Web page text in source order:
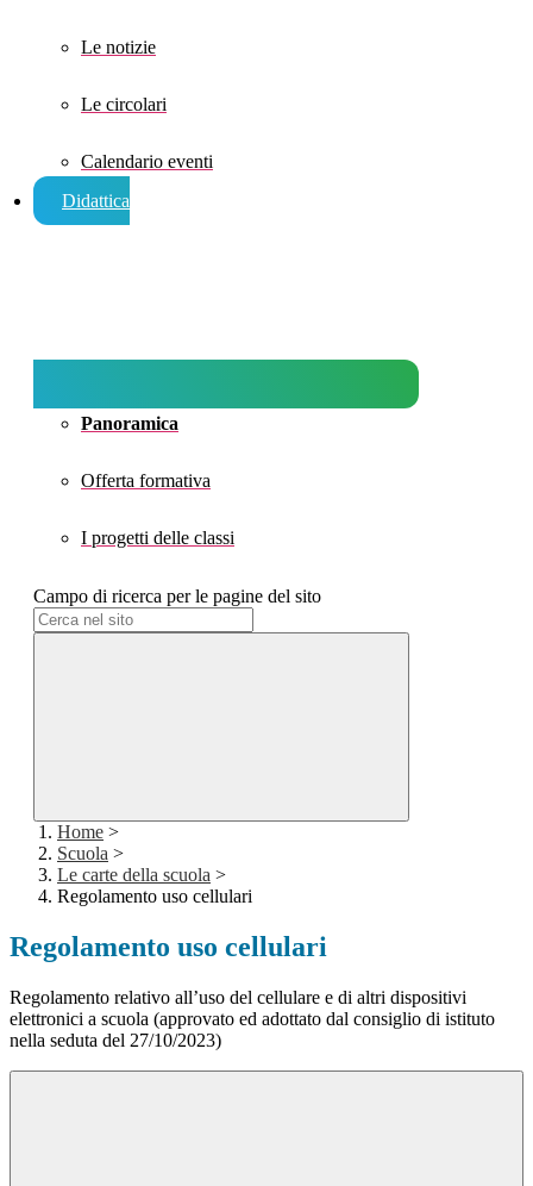
Le notizie
Le circolari
Calendario eventi
Didattica
Panoramica
Offerta formativa
I progetti delle classi
Campo di ricerca per le pagine del sito
Home >
Scuola >
Le carte della scuola >
Regolamento uso cellulari
Regolamento uso cellulari
Regolamento relativo all’uso del cellulare e di altri dispositivi
elettronici a scuola (approvato ed adottato dal consiglio di istituto
nella seduta del 27/10/2023)